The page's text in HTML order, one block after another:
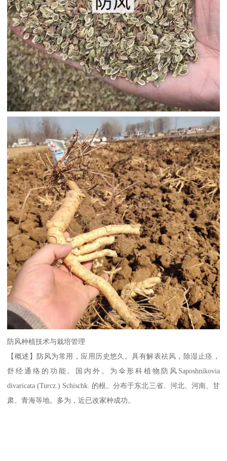
防风种植技术与栽培管理
【概述】防风为常用，应用历史悠久。具有解表祛风，除湿止痉，
舒经通络的功能。国内外。为伞形科植物防风Saposhnikovia
divaricata (Turcz.) Schischk. 的根。分布于东北三省、河北、河南、甘
肃、青海等地。多为，近已改家种成功。